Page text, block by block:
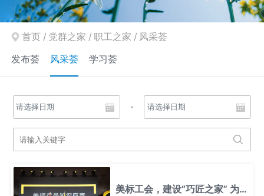
发布荟 风采荟 学习荟
首页 / 党群之家 / 职工之家 / 风采荟
-
美标工会，建设“巧匠之家” 为发